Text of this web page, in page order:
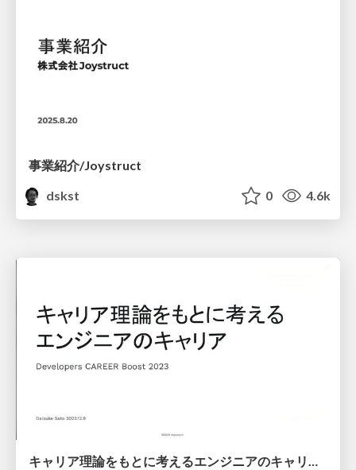
事業紹介/Joystruct
dskst
0 4.6k
キャリア理論をもとに考えるエンジニアのキャリア/Engineer's careers based on career theory